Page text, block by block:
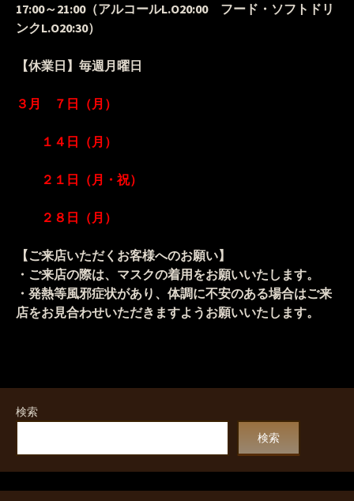
17:00～21:00（アルコールL.O20:00 フード・ソフトドリ
ンクL.O20:30）
【休業日】 毎週月曜日
３月 ７日（月）
１４日（月）
２１日（月・祝）
２８日（月）
【ご来店いただくお客様へのお願い】
・ご来店の際は、マスクの着用をお願いいたします。
・発熱等風邪症状があり、体調に不安のある場合はご来
店をお見合わせいただきますようお願いいたします。
検索
検索